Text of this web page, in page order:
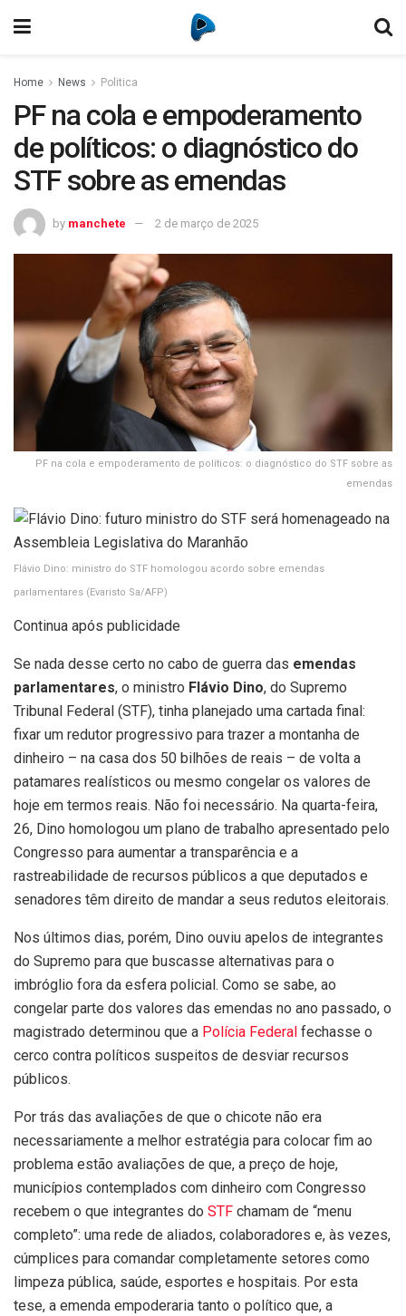
Home News Politica
PF na cola e empoderamento
de políticos: o diagnóstico do
STF sobre as emendas
by manchete 2 de março de 2025
PF na cola e empoderamento de políticos: o diagnóstico do STF sobre as
emendas
Flávio Dino: ministro do STF homologou acordo sobre emendas
parlamentares (Evaristo Sa/AFP)
Continua após publicidade
Se nada desse certo no cabo de guerra das emendas
parlamentares, o ministro Flávio Dino, do Supremo
Tribunal Federal (STF), tinha planejado uma cartada final:
fixar um redutor progressivo para trazer a montanha de
dinheiro – na casa dos 50 bilhões de reais – de volta a
patamares realísticos ou mesmo congelar os valores de
hoje em termos reais. Não foi necessário. Na quarta-feira,
26, Dino homologou um plano de trabalho apresentado pelo
Congresso para aumentar a transparência e a
rastreabilidade de recursos públicos a que deputados e
senadores têm direito de mandar a seus redutos eleitorais.
Nos últimos dias, porém, Dino ouviu apelos de integrantes
do Supremo para que buscasse alternativas para o
imbróglio fora da esfera policial. Como se sabe, ao
congelar parte dos valores das emendas no ano passado, o
magistrado determinou que a Polícia Federal fechasse o
cerco contra políticos suspeitos de desviar recursos
públicos.
Por trás das avaliações de que o chicote não era
necessariamente a melhor estratégia para colocar fim ao
problema estão avaliações de que, a preço de hoje,
municípios contemplados com dinheiro com Congresso
recebem o que integrantes do STF chamam de “menu
completo”: uma rede de aliados, colaboradores e, às vezes,
cúmplices para comandar completamente setores como
limpeza pública, saúde, esportes e hospitais. Por esta
tese, a emenda empoderaria tanto o político que, a